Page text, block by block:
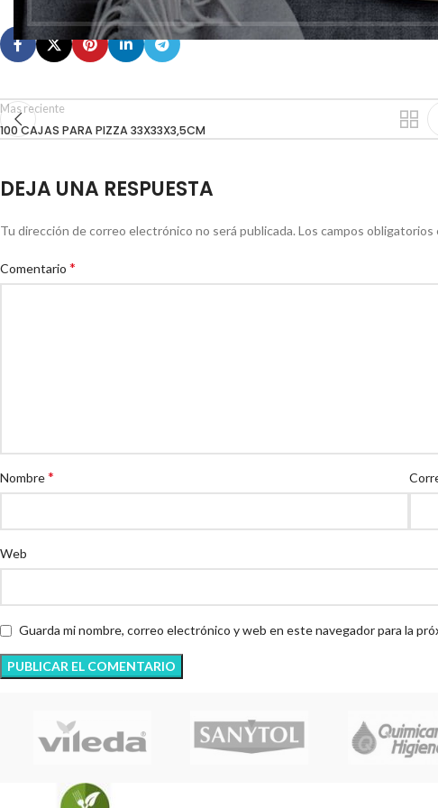
Mas reciente
100 CAJAS PARA PIZZA 33X33X3,5CM
DEJA UNA RESPUESTA
Tu dirección de correo electrónico no será publicada. Los campos obligatorios
Comentario *
Nombre*
Web
Guarda mi nombre, correo electrónico y web en este navegador para la